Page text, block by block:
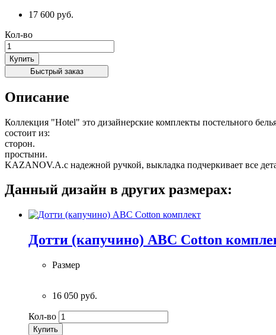
17 600 руб.
Кол-во
Купить
Быстрый заказ
Описание
Коллекция "Hotel" это дизайнерские
состоит из: -
сторон. - двух
простыни. Коллекция
KAZANOV.A.с надежной ручкой, выкладка подчеркивает все
Данный дизайн в других размерах:
Дотти (капучино) ABC Cotton
Размер
16 050 руб.
Кол-во
Купить